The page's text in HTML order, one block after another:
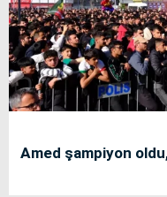
Amed şampiyon